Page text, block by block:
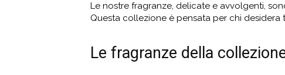
Le nostre fragranze, delicate e avvolgenti,
Questa collezione è pensata per chi
Le fragranze della